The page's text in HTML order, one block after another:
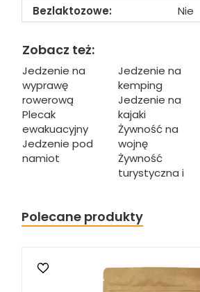
Bezlaktozowe:
Nie
Zobacz też:
Jedzenie na
wyprawę
rowerową
Plecak
ewakuacyjny
Jedzenie pod
namiot
Jedzenie na
kemping
Jedzenie na
kajaki
Żywność na
wojnę
Żywność
turystyczna i
Polecane produkty